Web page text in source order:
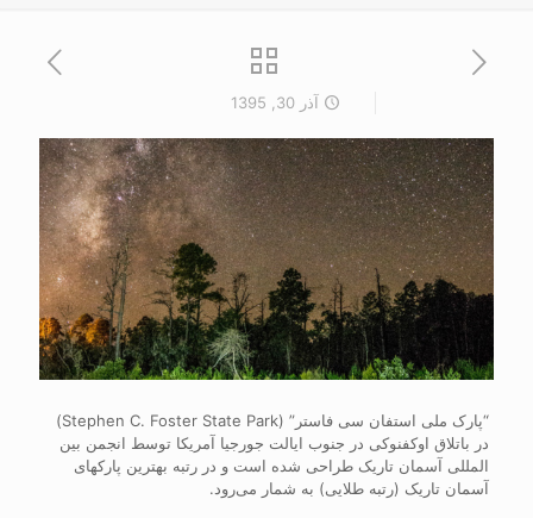
آذر 30, 1395
“پارک ملی استفان سی فاستر” (Stephen C. Foster State Park)
در باتلاق اوکفنوکی در جنوب ایالت جورجیا آمریکا توسط انجمن بین
المللی آسمان تاریک طراحی شده است و در رتبه بهترین پارک‎های
آسمان تاریک (رتبه طلایی) به شمار می‌رود.